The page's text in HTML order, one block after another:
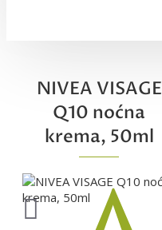
NIVEA VISAGE
Q10 noćna
krema, 50ml